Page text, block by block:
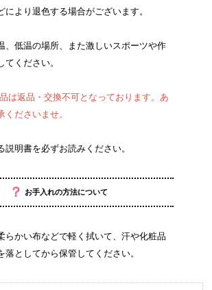
により退色する場合がございます。
、低温の場所、また激しいスポーツや作
ください。
は返品・交換不可となっております。あ
くださいませ。
明書を必ずお読みください。
？ お手入れの方法について
らかい布などで軽く拭いて、汗や化粧品
落としてから保管してください。